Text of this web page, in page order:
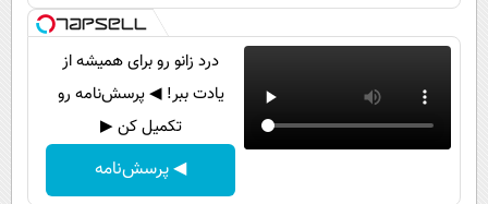
فناوری
گوناگون
محیط زیست
روانشناسی
آشپزی
درد زانو رو برای همیشه از
یادت ببر! ◀ پرسش‌نامه رو
تکمیل کن ▶
◀ پرسش‌نامه